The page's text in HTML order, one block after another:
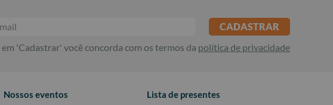
CADASTRAR
'Cadastrar' você concorda com os termos da política de privacidade
Nossos eventos Lista de presentes